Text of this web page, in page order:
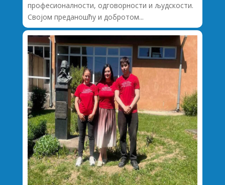
професионалности, одговорности и људскости.
Својом преданошћу и добротом...